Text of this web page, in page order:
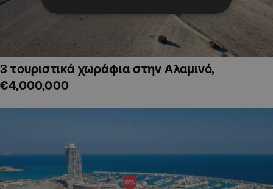
3 τουριστικά χωράφια στην Αλαμινό,
€4,000,000